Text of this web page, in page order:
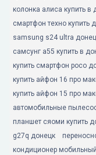
колонка алиса купить в
смартфон техно купить
samsung s24 ultra
самсунг а55 купить в
купить смартфон poco
купить айфон 16 про
купить айфон 15 про
автомобильные
планшет сяоми купить
g27q донецк
кондиционер